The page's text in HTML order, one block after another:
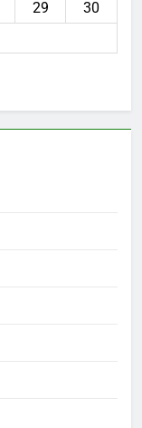
29
30